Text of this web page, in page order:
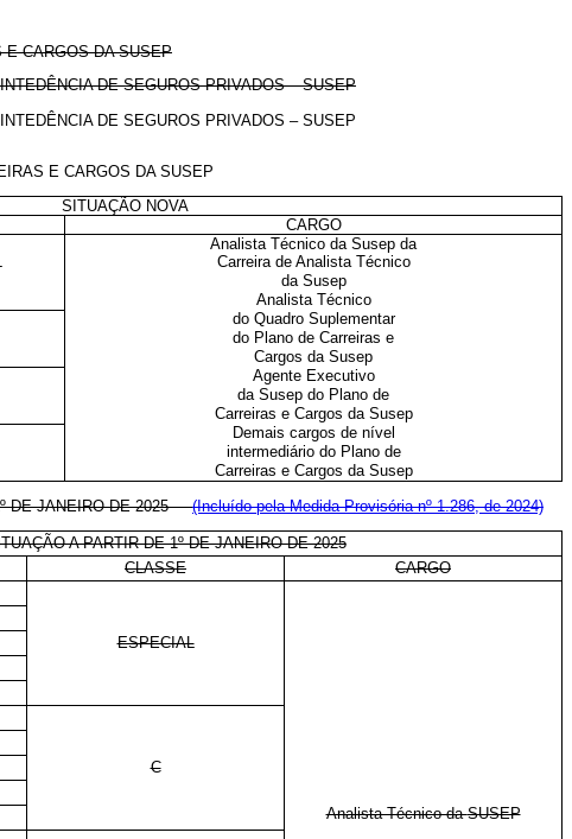
E CARGOS DA SUSEP
DE SEGUROS PRIVADOS – SUSEP
DE SEGUROS PRIVADOS –SUSEP
E CARGOS DA SUSEP
SITUAÇÃO NOVA
CARGO
Analista Técnico da Susep da
Carreira de Analista Técnico
da Susep
Analista Técnico
do Quadro Suplementar
do Plano de Carreiras e
Cargos da Susep
Agente Executivo
da Susep do Plano de
Carreiras e Cargos da Susep
Demais cargos de nível
intermediário do Plano de
Carreiras e Cargos da Susep
1º DE JANEIRO DE 2025(Incluído pela Medida Provisória nº 1.286, de 2024)
A PARTIR DE 1º DE JANEIRO DE 2025
CLASSE CARGO
ESPECIAL
Analista Técnico daSUSEP
C